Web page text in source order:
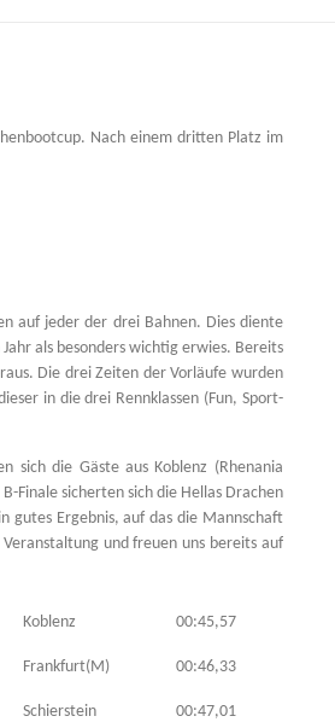
Nach einem dritten Platz im
auf jeder der drei Bahnen. Dies diente
als besonders wichtig erwies. Bereits
Die drei Zeiten der Vorläufe wurden
in die drei Rennklassen (Fun, Sport-
sich die Gäste aus Koblenz (Rhenania
Finale sicherten sich die Hellas Drachen
gutes Ergebnis, auf das die Mannschaft
und freuen uns bereits auf
Koblenz 00:45,57
Frankfurt(M) 00:46,33
Schierstein 00:47,01